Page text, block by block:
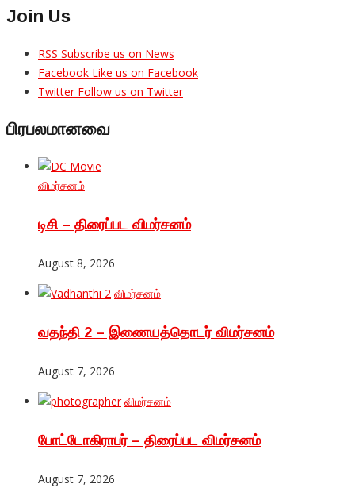
Join Us
RSS Subscribe us on News
Facebook Like us on Facebook
Twitter Follow us on Twitter
பிரபலமானவை
விமர்சனம்
டிசி – திரைப்பட விமர்சனம்
August 8, 2026
விமர்சனம்
வதந்தி 2 – இணையத்தொடர் விமர்சனம்
August 7, 2026
விமர்சனம்
போட்டோகிராபர் – திரைப்பட விமர்சனம்
August 7, 2026